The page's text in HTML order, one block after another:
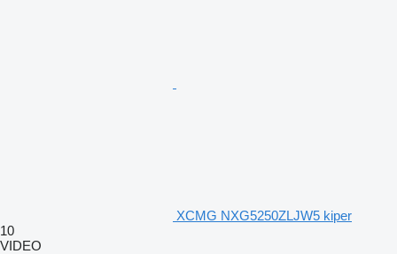
XCMG NXG5250ZLJW5 kiper
10
VIDEO